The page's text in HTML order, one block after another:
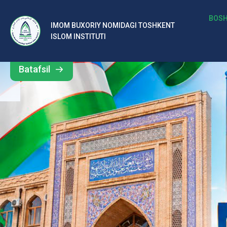
IMOM BUXORIY NOMIDAGI TOSHKENT
ISLOM INSTITUTI
b
al
ar
o‘
rt
a
si
d
Barcha
yangiliklar
Batafsil